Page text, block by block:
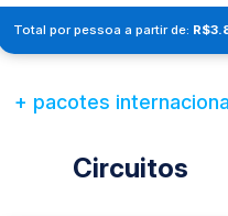
Total por pessoa a partir de:
+ pacotes
Circuitos